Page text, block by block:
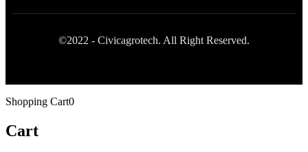
©2022 - Civicagrotech. All Right Reserved.
Shopping Cart0
Cart